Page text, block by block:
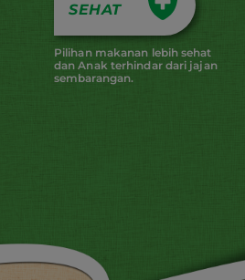
SEHAT
Pilihan makanan lebih sehat
dan Anak terhindar dari jajan
sembarangan.